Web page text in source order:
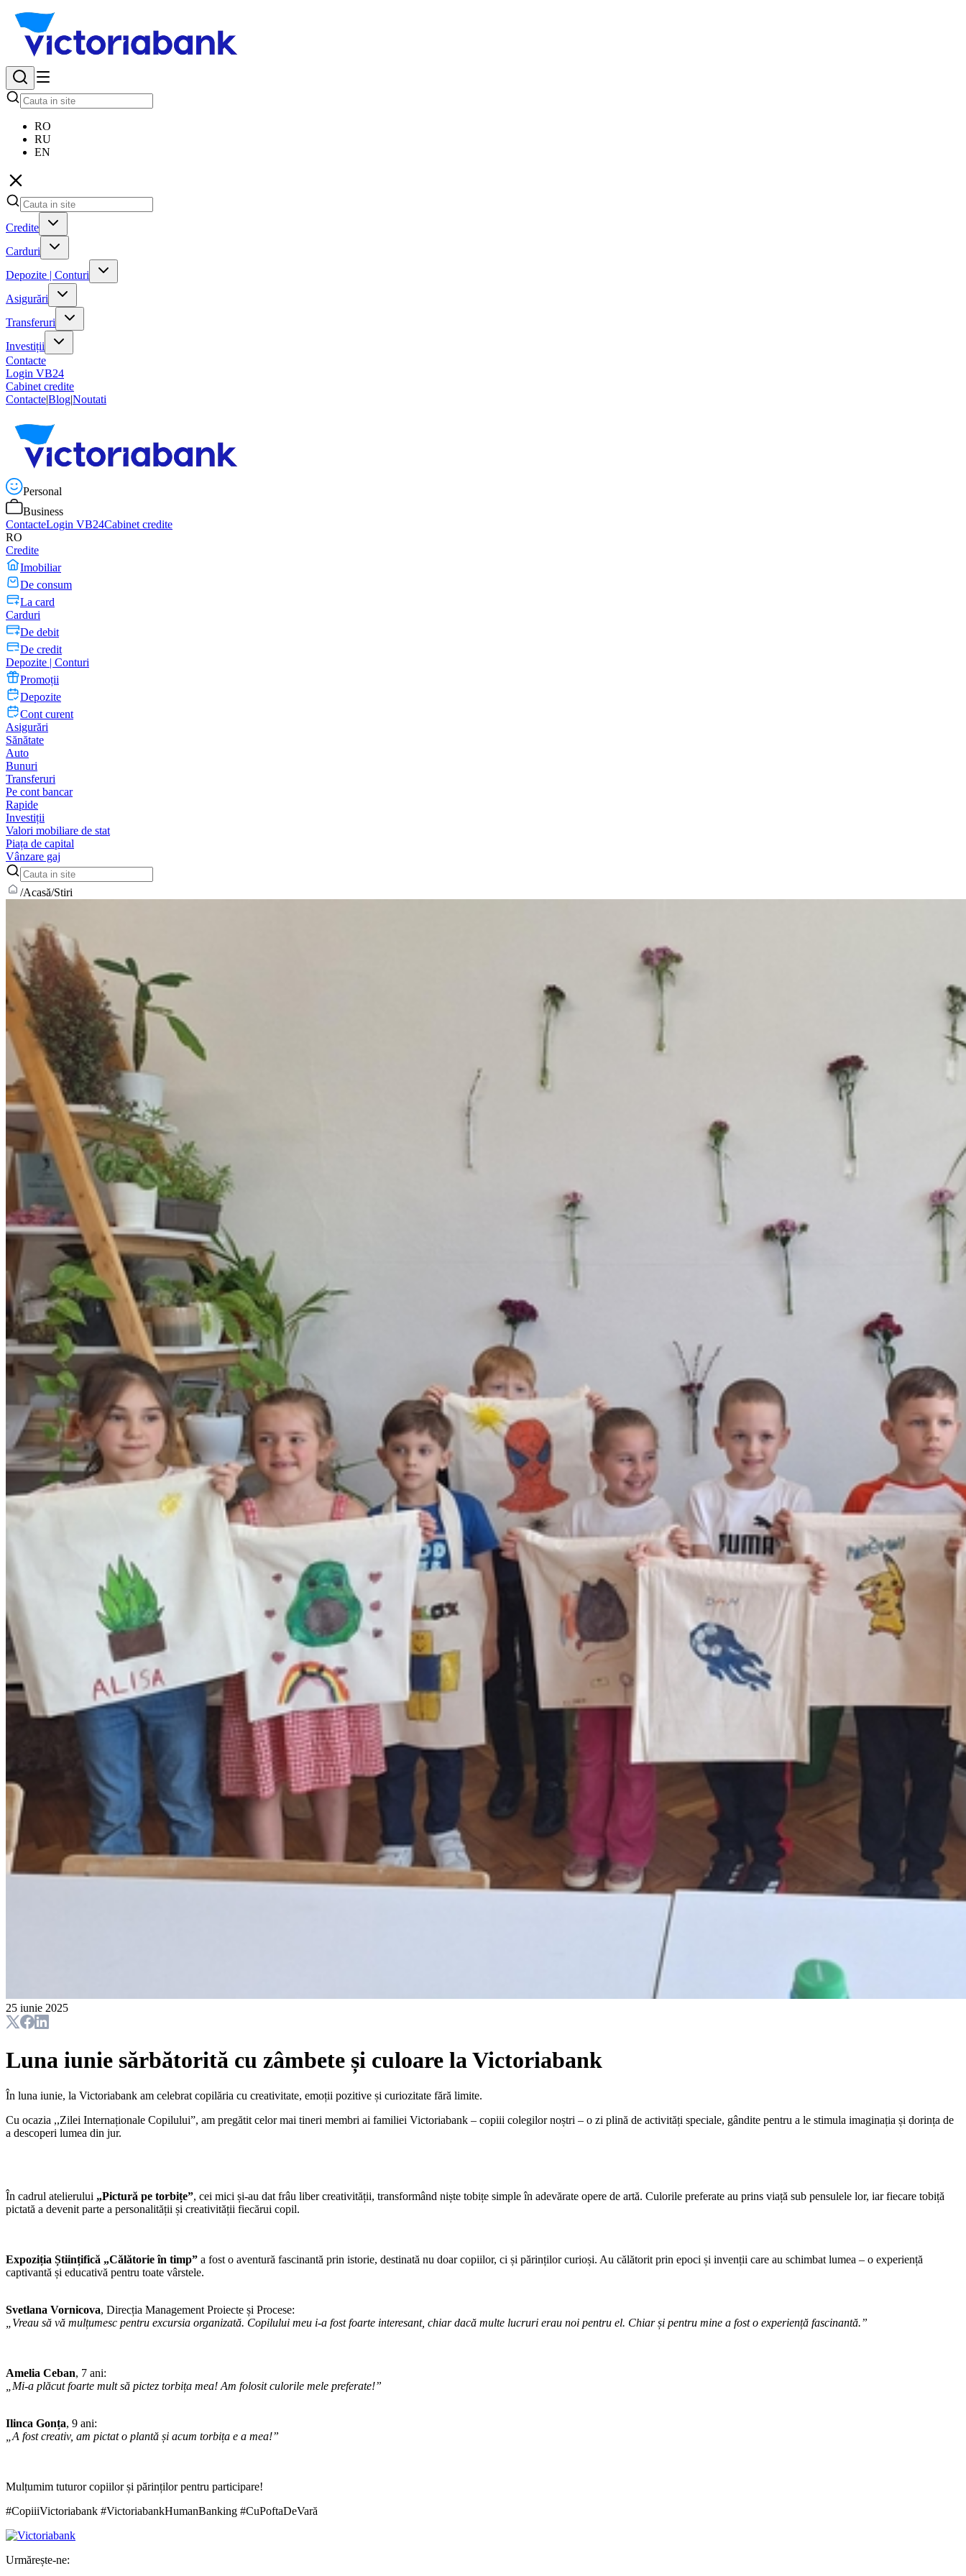
RO
RU
EN
Credite
Carduri
Depozite | Conturi
Asigurări
Transferuri
Investiții
Contacte
Login VB24
Cabinet credite
Contacte|Blog|Noutati
Personal
Business
ContacteLogin VB24Cabinet credite
RO
Credite
Imobiliar
De consum
La card
Carduri
De debit
De credit
Depozite | Conturi
Promoții
Depozite
Cont curent
Asigurări
Sănătate
Auto
Bunuri
Transferuri
Pe cont bancar
Rapide
Investiții
Valori mobiliare de stat
Piața de capital
Vânzare gaj
/Acasă/Stiri
25 iunie 2025
Luna iunie sărbătorită cu zâmbete și culoare la Victoriabank
În luna iunie, la Victoriabank am celebrat copilăria cu creativitate, emoții pozitive și curiozitate fără limite.
Cu ocazia ,,Zilei Internaționale Copilului”, am pregătit celor mai tineri membri ai familiei Victoriabank – copiii colegilor noștri – o zi plină de activități speciale, gândite pentru a le stimula imaginația și dorința de
a descoperi lumea din jur.
În cadrul atelierului „Pictură pe torbițe”, cei mici și-au dat frâu liber creativității, transformând niște tobițe simple în adevărate opere de artă. Culorile preferate au prins viață sub pensulele lor, iar fiecare tobiță
pictată a devenit parte a personalității și creativității fiecărui copil.
Expoziția Științifică „Călătorie în timp” a fost o aventură fascinantă prin istorie, destinată nu doar copiilor, ci și părinților curioși. Au călătorit prin epoci și invenții care au schimbat lumea – o experiență
captivantă și educativă pentru toate vârstele.
Svetlana Vornicova, Direcția Management Proiecte și Procese:
„Vreau să vă mulțumesc pentru excursia organizată. Copilului meu i-a fost foarte interesant, chiar dacă multe lucruri erau noi pentru el. Chiar și pentru mine a fost o experiență fascinantă.”
Amelia Ceban, 7 ani:
„Mi-a plăcut foarte mult să pictez torbița mea! Am folosit culorile mele preferate!”
Ilinca Gonța, 9 ani:
„A fost creativ, am pictat o plantă și acum torbița e a mea!”
Mulțumim tuturor copiilor și părinților pentru participare!
#CopiiiVictoriabank #VictoriabankHumanBanking #CuPoftaDeVară
Urmărește-ne: